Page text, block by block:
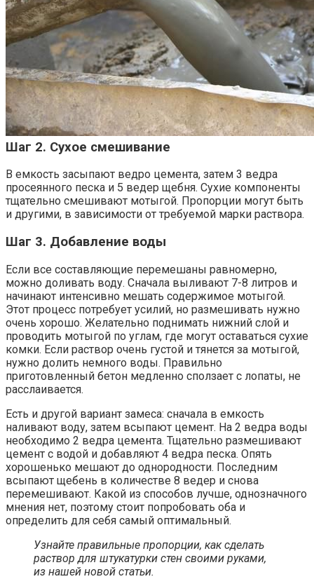
Шаг 2. Сухое смешивание
В емкость засыпают ведро цемента, затем 3 ведра
просеянного песка и 5 ведер щебня. Сухие компоненты
тщательно смешивают мотыгой. Пропорции могут быть
и другими, в зависимости от требуемой марки раствора.
Шаг 3. Добавление воды
Если все составляющие перемешаны равномерно,
можно доливать воду. Сначала выливают 7-8 литров и
начинают интенсивно мешать содержимое мотыгой.
Этот процесс потребует усилий, но размешивать нужно
очень хорошо. Желательно поднимать нижний слой и
проводить мотыгой по углам, где могут оставаться сухие
комки. Если раствор очень густой и тянется за мотыгой,
нужно долить немного воды. Правильно
приготовленный бетон медленно сползает с лопаты, не
расслаивается.
Есть и другой вариант замеса: сначала в емкость
наливают воду, затем всыпают цемент. На 2 ведра воды
необходимо 2 ведра цемента. Тщательно размешивают
цемент с водой и добавляют 4 ведра песка. Опять
хорошенько мешают до однородности. Последним
всыпают щебень в количестве 8 ведер и снова
перемешивают. Какой из способов лучше, однозначного
мнения нет, поэтому стоит попробовать оба и
определить для себя самый оптимальный.
Узнайте правильные пропорции, как сделать
раствор для штукатурки стен своими руками,
из нашей новой статьи.